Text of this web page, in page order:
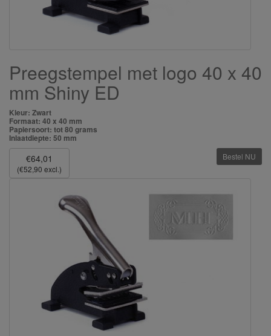
Preegstempel met logo 40 x 40
mm Shiny ED
Kleur: Zwart
Formaat: 40 x 40 mm
Papiersoort: tot 80 grams
Inlaatdiepte: 50 mm
€64,01
(€52,90 excl.)
Bestel NU